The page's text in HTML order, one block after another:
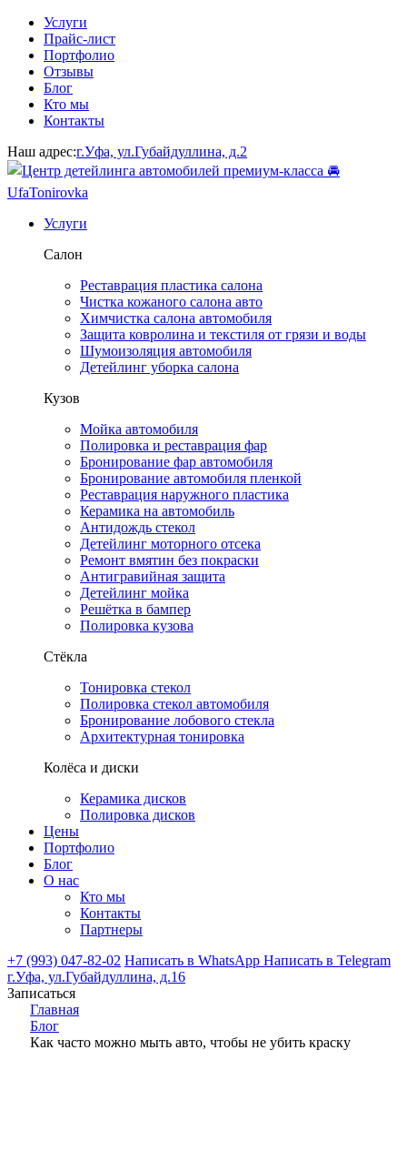
Услуги
Прайс-лист
Портфолио
Отзывы
Блог
Кто мы
Контакты
Наш адрес:г.Уфа, ул.Губайдуллина, д.2
Услуги
Салон
Реставрация пластика салона
Чистка кожаного салона авто
Химчистка салона автомобиля
Защита ковролина и текстиля от грязи и воды
Шумоизоляция автомобиля
Детейлинг уборка салона
Кузов
Мойка автомобиля
Полировка и реставрация фар
Бронирование фар автомобиля
Бронирование автомобиля пленкой
Реставрация наружного пластика
Керамика на автомобиль
Антидождь стекол
Детейлинг моторного отсека
Ремонт вмятин без покраски
Антигравийная защита
Детейлинг мойка
Решётка в бампер
Полировка кузова
Стёкла
Тонировка стекол
Полировка стекол автомобиля
Бронирование лобового стекла
Архитектурная тонировка
Колёса и диски
Керамика дисков
Полировка дисков
Цены
Портфолио
Блог
О нас
Кто мы
Контакты
Партнеры
+7 (993) 047-82-02 Написать в WhatsApp Написать в Telegram
г.Уфа, ул.Губайдуллина, д.16
Записаться
Главная
Блог
Как часто можно мыть авто, чтобы не убить краску